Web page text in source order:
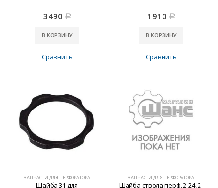
3490 Р
В КОРЗИНУ
Сравнить
1910 Р
В КОРЗИНУ
Сравнить
ЗАПЧАСТИ ДЛЯ ПЕРФОРАТОРА
Шайба 31 для
ЗАПЧАСТИ ДЛЯ ПЕРФОРАТОРА
Шайба ствола перф. 2-24, 2-